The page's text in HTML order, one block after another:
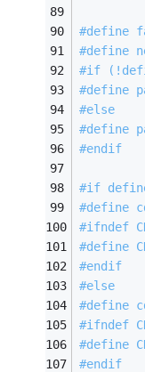
#define
#define
#if
#define
#else
#define
#endif
#if
#define
#ifndef
#define
#endif
#else
#define
#ifndef
#define
#endif